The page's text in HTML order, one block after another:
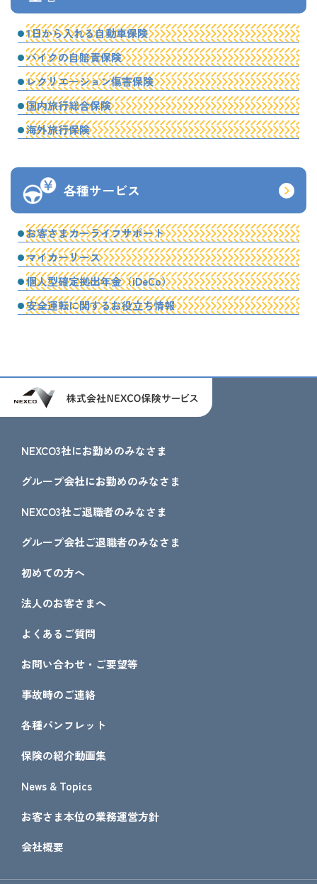
1日から入れる自動車保険
バイクの自賠責保険
レクリエーション傷害保険
国内旅行総合保険
海外旅行保険
各種サービス
お客さまカーライフサポート
マイカーリース
個人型確定拠出年金（iDeCo）
安全運転に関するお役立ち情報
NEXCO3社にお勤めのみなさま
グループ会社にお勤めのみなさま
NEXCO3社ご退職者のみなさま
グループ会社ご退職者のみなさま
初めての方へ
法人のお客さまへ
よくあるご質問
お問い合わせ・ご要望等
事故時のご連絡
各種パンフレット
保険の紹介動画集
News & Topics
お客さま本位の業務運営方針
会社概要